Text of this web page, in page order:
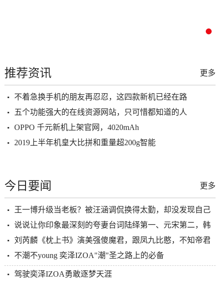
更多
推荐资讯
不着急换手机的朋友再忍忍，这四款新机已经在路
五个功能强大的在线资源网站，只可惜都知道的人
OPPO 千元新机上架官网，4020mAh
2019上半年机皇大比拼和重量超200g智能
更多
今日要闻
王一博升级当老板？被汪涵调侃换得太勤，却没发现自己
说说让你印象最深刻的夸妻台词陆绎第一、元宋第二，韩
刘芮麟《枕上书》演美强傻魔君，跟凤九比憨，不知帝君
不潮不young 奕泽IZOA"潮"圣之路上的必备
驾驶奕泽IZOA勇敢逐梦天涯